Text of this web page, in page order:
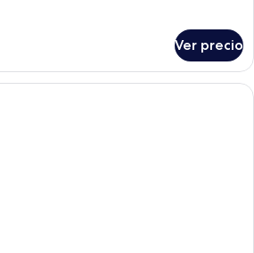
Ver precio
Una sala de estar moderna con un